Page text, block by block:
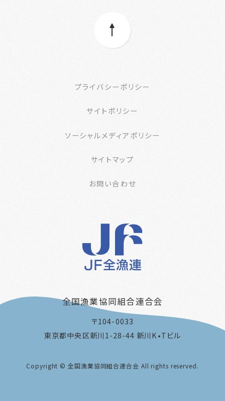
プライバシーポリシー
サイトポリシー
ソーシャルメディアポリシー
サイトマップ
お問い合わせ
全国漁業協同組合連合会
〒104-0033
東京都中央区新川1-28-44 新川K•Tビル
Copyright © 全国漁業協同組合連合会 All rights reserved.